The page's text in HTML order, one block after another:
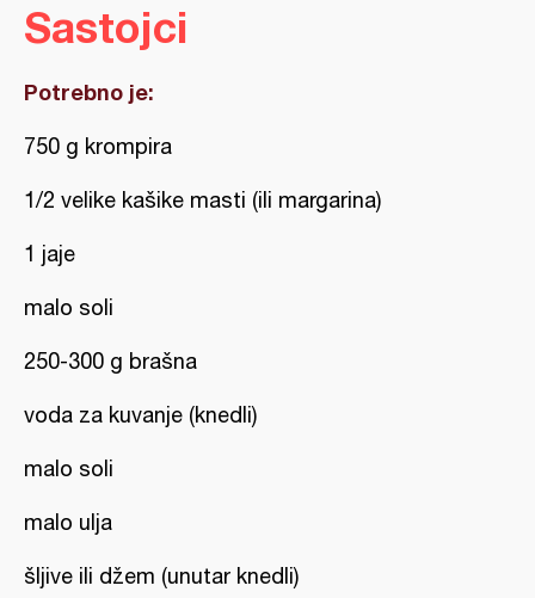
Sastojci
Potrebno je:
750 g krompira
1/2 velike kašike masti (ili margarina)
1 jaje
malo soli
250-300 g brašna
voda za kuvanje (knedli)
malo soli
malo ulja
šljive ili džem (unutar knedli)